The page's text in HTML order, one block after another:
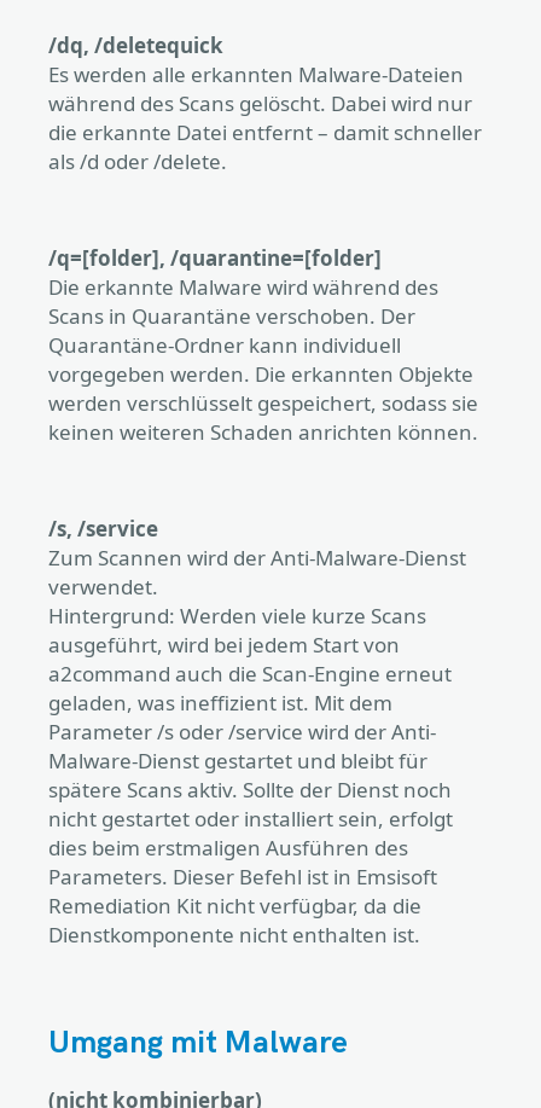
/dq, /deletequick
Es werden alle erkannten Malware-Dateien
während des Scans gelöscht. Dabei wird nur
die erkannte Datei entfernt – damit schneller
als /d oder /delete.
/q=[folder], /quarantine=[folder]
Die erkannte Malware wird während des
Scans in Quarantäne verschoben. Der
Quarantäne-Ordner kann individuell
vorgegeben werden. Die erkannten Objekte
werden verschlüsselt gespeichert, sodass sie
keinen weiteren Schaden anrichten können.
/s, /service
Zum Scannen wird der Anti-Malware-Dienst
verwendet.
Hintergrund: Werden viele kurze Scans
ausgeführt, wird bei jedem Start von
a2command auch die Scan-Engine erneut
geladen, was ineffizient ist. Mit dem
Parameter /s oder /service wird der Anti-
Malware-Dienst gestartet und bleibt für
spätere Scans aktiv. Sollte der Dienst noch
nicht gestartet oder installiert sein, erfolgt
dies beim erstmaligen Ausführen des
Parameters. Dieser Befehl ist in Emsisoft
Remediation Kit nicht verfügbar, da die
Dienstkomponente nicht enthalten ist.
Umgang mit Malware
(nicht kombinierbar)